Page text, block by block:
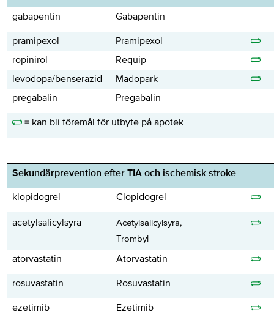
gabapentin
Gabapentin
pramipexol
Pramipexol
ropinirol
Requip
levodopa/benserazid
Madopark
pregabalin
Pregabalin
= kan bli föremål för utbyte på apotek
Sekundärprevention efter TIA och ischemisk stroke
klopidogrel
Clopidogrel
acetylsalicylsyra
Acetylsalicylsyra,
Trombyl
atorvastatin
Atorvastatin
rosuvastatin
Rosuvastatin
ezetimib
Ezetimib